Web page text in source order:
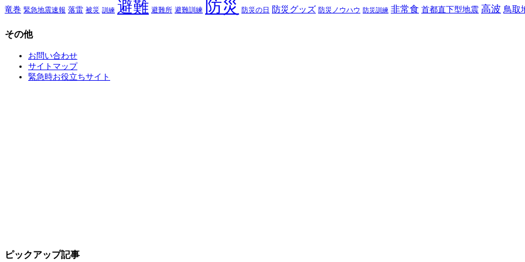
竜巻 緊急地震速報 落雷 被災 訓練 避難 避難所 避難訓練 防災 防災の日 防災グッズ 防災ノウハウ 防災訓練 非常食 首都直下型地震 高波 鳥取
その他
お問い合わせ
サイトマップ
緊急時お役立ちサイト
ピックアップ記事